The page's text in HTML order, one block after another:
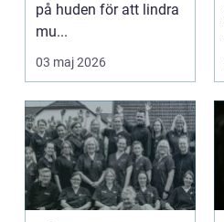
på huden för att lindra
mu...
03 maj 2026